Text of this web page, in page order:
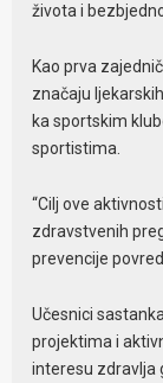
života i
Kao prva
značaju
ka sportskim
sportistima.
“Cilj ove
zdravstvenih
prevencije
Učesnici
projektima i
interesu zdravlja